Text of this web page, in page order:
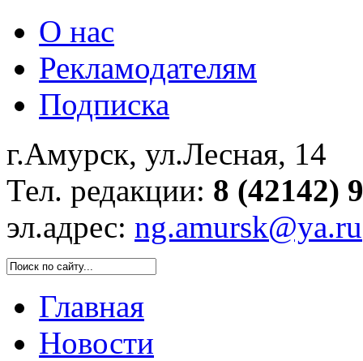
О нас
Рекламодателям
Подписка
г.Амурск, ул.Лесная, 14
Тел. редакции: 8 (42142)
эл.адрес: ng.amursk@ya.ru
Главная
Новости